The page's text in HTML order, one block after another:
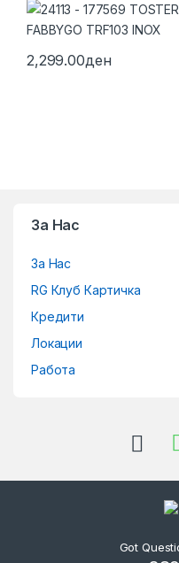
2,299.00ден
За Нас
За Нас
RG Клуб Картичка
Кредити
Локации
Работа
Got